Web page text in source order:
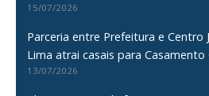
15/07/2026
Parceria entre Prefeitura e Centro
Lima atrai casais para Casamento
13/07/2026